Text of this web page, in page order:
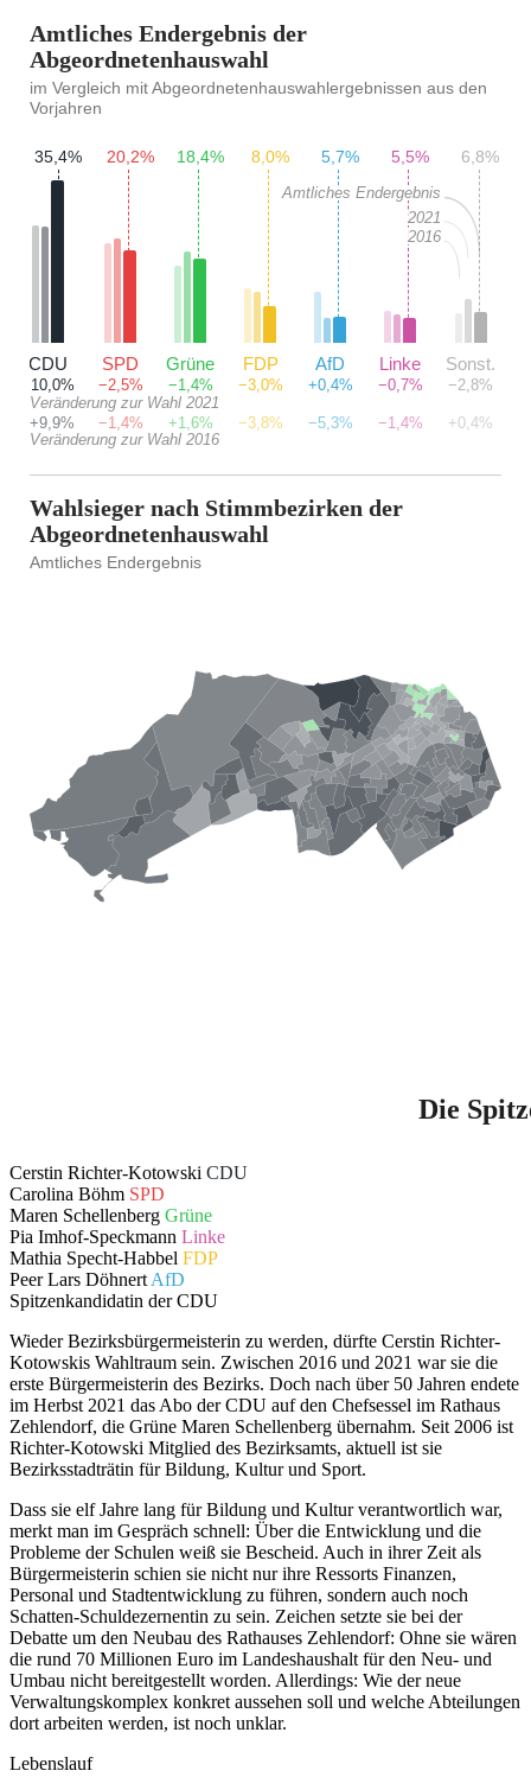
Amtliches Endergebnis der
Abgeordnetenhauswahl
im Vergleich mit Abgeordnetenhauswahlergebnissen aus den
Vorjahren
35,4%
CDU
+10,0%
+9,9%
20,2%
SPD
−2,5%
−1,4%
18,4%
Grüne
−1,4%
+1,6%
8,0%
FDP
−3,0%
−3,8%
5,7%
AfD
+0,4%
−5,3%
5,5%
Linke
−0,7%
−1,4%
6,8%
Sonst.
−2,8%
+0,4%
Amtliches Endergebnis
2021
2016
Veränderung zur Wahl 2021
Veränderung zur Wahl 2016
Wahlsieger nach Stimmbezirken der
Abgeordnetenhauswahl
Amtliches Endergebnis
Die
Cerstin Richter-Kotowski CDU
Carolina Böhm SPD
Maren Schellenberg Grüne
Pia Imhof-Speckmann Linke
Mathia Specht-Habbel FDP
Peer Lars Döhnert AfD
Spitzenkandidatin der CDU
Wieder Bezirksbürgermeisterin zu werden, dürfte Cerstin Richter-
Kotowskis Wahltraum sein. Zwischen 2016 und 2021 war sie die
erste Bürgermeisterin des Bezirks. Doch nach über 50 Jahren endete
im Herbst 2021 das Abo der CDU auf den Chefsessel im Rathaus
Zehlendorf, die Grüne Maren Schellenberg übernahm. Seit 2006 ist
Richter-Kotowski Mitglied des Bezirksamts, aktuell ist sie
Bezirksstadträtin für Bildung, Kultur und Sport.
Dass sie elf Jahre lang für Bildung und Kultur verantwortlich war,
merkt man im Gespräch schnell: Über die Entwicklung und die
Probleme der Schulen weiß sie Bescheid. Auch in ihrer Zeit als
Bürgermeisterin schien sie nicht nur ihre Ressorts Finanzen,
Personal und Stadtentwicklung zu führen, sondern auch noch
Schatten-Schuldezernentin zu sein. Zeichen setzte sie bei der
Debatte um den Neubau des Rathauses Zehlendorf: Ohne sie wären
die rund 70 Millionen Euro im Landeshaushalt für den Neu- und
Umbau nicht bereitgestellt worden. Allerdings: Wie der neue
Verwaltungskomplex konkret aussehen soll und welche Abteilungen
dort arbeiten werden, ist noch unklar.
Lebenslauf